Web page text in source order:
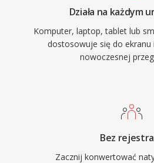
Działa na każdym
Komputer, laptop, tablet lub
dostosowuje się do ekranu
nowoczesnej
Bez
Zacznij konwertować